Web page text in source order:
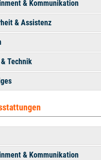
& Kommunikation
& Assistenz
Technik
& Kommunikation